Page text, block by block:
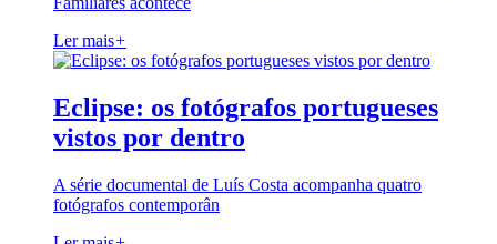
Ler mais+
Eclipse: os fotógrafos portugueses
vistos por dentro
A série documental de Luís Costa acompanha quatro
fotógrafos contemporân